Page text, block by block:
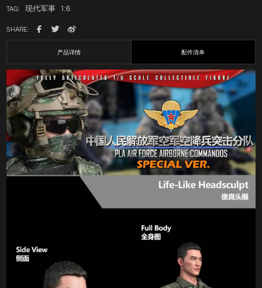
TAG: 现代军事 1:6
SHARE:
产品详情 配件清单